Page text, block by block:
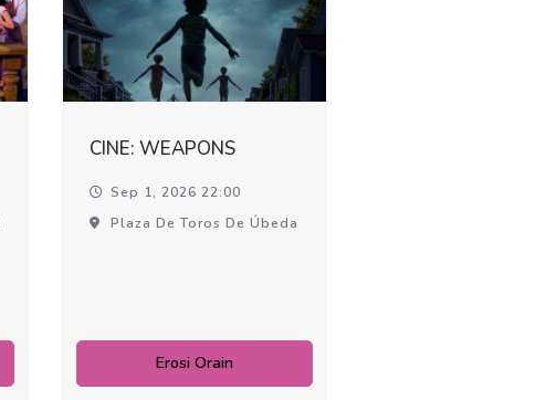
CINE: WEAPONS
Sep 1, 2026 22:00
Plaza De Toros De Úbeda
Erosi Orain